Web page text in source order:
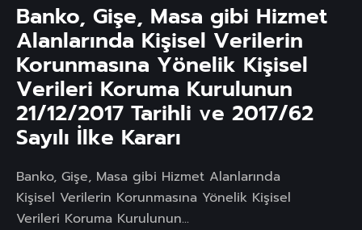
Banko, Gişe, Masa gibi Hizmet
Alanlarında Kişisel Verilerin
Korunmasına Yönelik Kişisel
Verileri Koruma Kurulunun
21/12/2017 Tarihli ve 2017/62
Sayılı İlke Kararı
Banko, Gişe, Masa gibi Hizmet Alanlarında
Kişisel Verilerin Korunmasına Yönelik Kişisel
Verileri Koruma Kurulunun...